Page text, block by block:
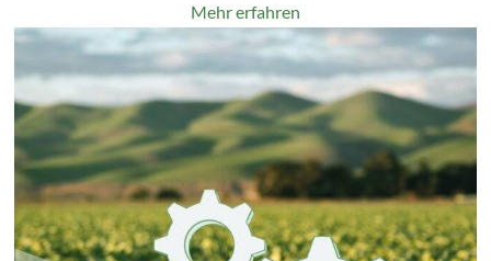
Mehr erfahren